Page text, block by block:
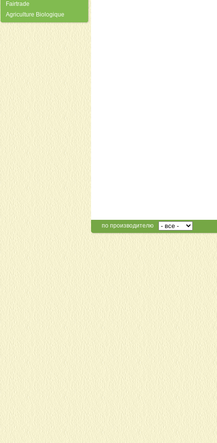
по производителю
Fairtrade
Agriculture Biologique